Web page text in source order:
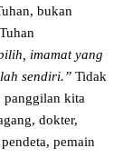
bukan
imamat yang
sendiri.” Tidak
panggilan kita
dokter,
pemain